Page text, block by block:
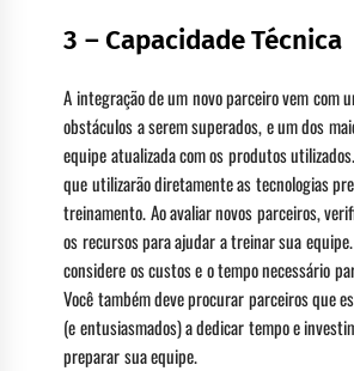
3 – Capacidade Técnica
A integração de um novo parceiro vem com
obstáculos a serem superados, e um dos
equipe atualizada com os produtos
que utilizarão diretamente as tecnologias
treinamento. Ao avaliar novos parceiros,
os recursos para ajudar a treinar sua
considere os custos e o tempo necessário
Você também deve procurar parceiros que
(e entusiasmados) a dedicar tempo e
preparar sua equipe.